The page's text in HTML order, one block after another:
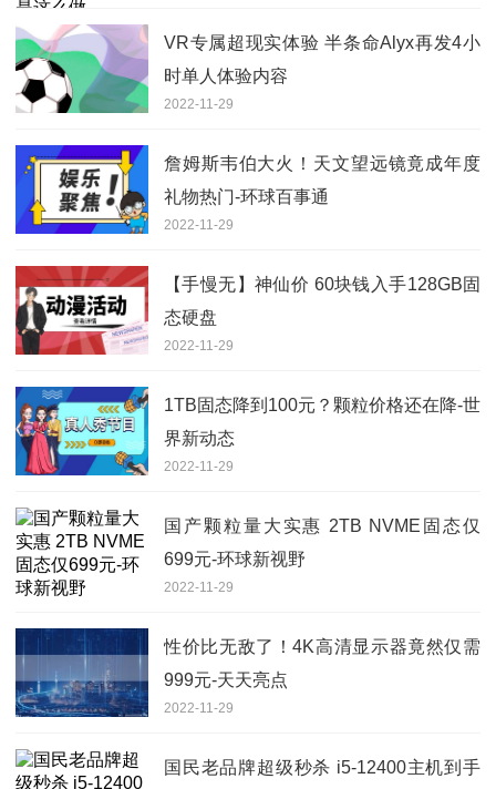
VR专属超现实体验 半条命Alyx再发4小
时单人体验内容
2022-11-29
詹姆斯韦伯大火！天文望远镜竟成年度
礼物热门-环球百事通
2022-11-29
【手慢无】神仙价 60块钱入手128GB固
态硬盘
2022-11-29
1TB固态降到100元？颗粒价格还在降-世
界新动态
2022-11-29
国产颗粒量大实惠 2TB NVME固态仅
699元-环球新视野
2022-11-29
性价比无敌了！4K高清显示器竟然仅需
999元-天天亮点
2022-11-29
国民老品牌超级秒杀 i5-12400主机到手